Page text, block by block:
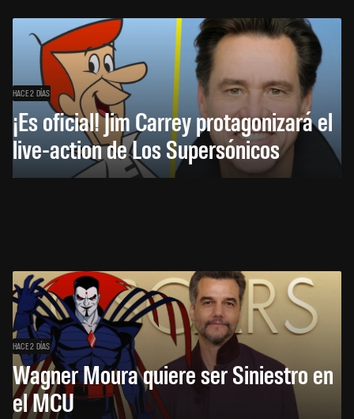
HACE 2 DÍAS
¡Es oficial! Jim Carrey protagonizará el
live-action de Los Supersónicos
HACE 2 DÍAS
Wagner Moura quiere ser Siniestro en
el MCU